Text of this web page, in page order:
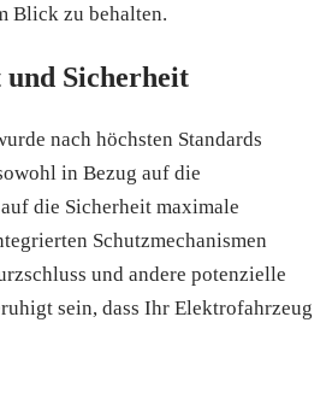
Blick zu behalten.
Sicherheit
nach höchsten Standards
in Bezug auf die
die Sicherheit maximale
Schutzmechanismen
und andere potenzielle
sein, dass Ihr Elektrofahrzeug